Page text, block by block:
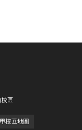
區
校區地圖